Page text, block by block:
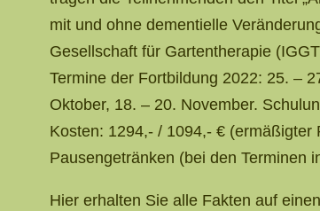
mit und ohne dementielle
Gesellschaft für Gartentherapie
Termine der Fortbildung 2022: 25. –
Oktober, 18. – 20. November.
Kosten: 1294,- / 1094,- €
Pausengetränken (bei den Terminen
Hier erhalten Sie alle Fakten auf